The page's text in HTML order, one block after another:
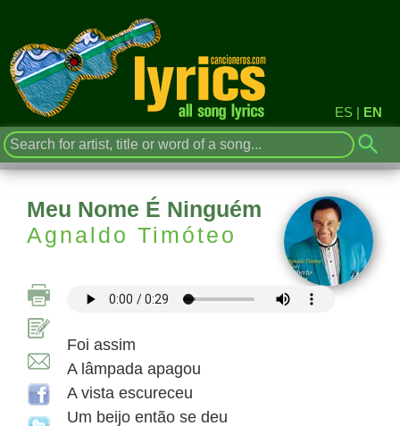
ES | EN
Meu Nome É Ninguém
Agnaldo Timóteo
Foi assim
A lâmpada apagou
A vista escureceu
Um beijo então se deu